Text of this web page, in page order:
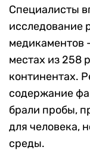
Специалисты
исследование
медикаментов
местах из 258
континентах.
содержание
брали пробы,
для человека,
среды.